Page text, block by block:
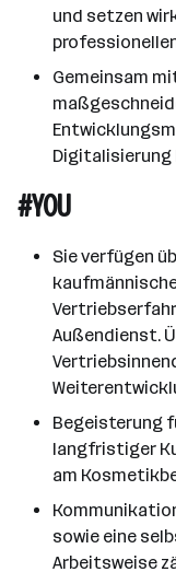
und setzen
Gemeinsam
Digitalisierung
#YOU
Sie verfügen
Außendienst.
Begeisterung
langfristiger
am
sowie eine
Arbeitsweise